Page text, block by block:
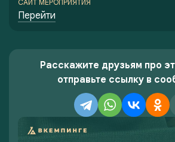
САЙТ МЕРОПРИЯТИЯ
Перейти
Расскажите друзьям про
отправьте ссылку в